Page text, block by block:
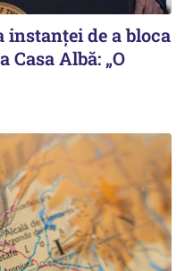
de a bloca
Casa Albă: „O